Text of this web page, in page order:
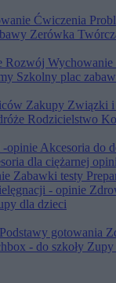
Ćwiczenia
Zerówka
Rozwój Wychowanie
Szkolny plac zabaw
Zakupy Związki i
Rodzicielstwo
opinieAkcesoria do
dla ciężarnej
Zabawki testy
- opinie
dla dzieci
Podstawy gotowania
- do szkoły Zupy